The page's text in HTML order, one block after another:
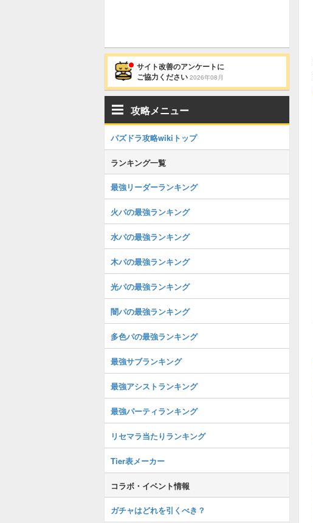
サイト改善のアンケートに
ご協力ください 2026年08月
攻略メニュー
パズドラ攻略wikiトップ
ランキング一覧
最強リーダーランキング
火パの最強ランキング
水パの最強ランキング
木パの最強ランキング
光パの最強ランキング
闇パの最強ランキング
多色パの最強ランキング
最強サブランキング
最強アシストランキング
最強パーティランキング
リセマラ当たりランキング
Tier表メーカー
コラボ・イベント情報
ガチャはどれを引くべき？